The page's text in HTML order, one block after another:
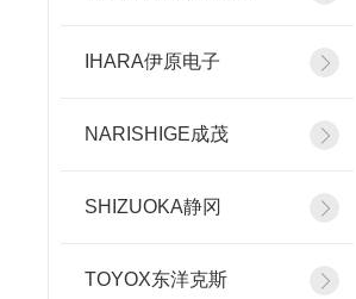
IHARA伊原电子
NARISHIGE成茂
SHIZUOKA静冈
TOYOX东洋克斯